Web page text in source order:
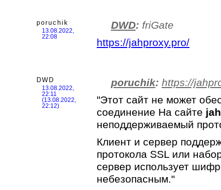
poruchik
13.08.2022,
22:08
DWD: friGate
https://jahproxy.pro/
DWD
13.08.2022,
22:11
(13.08.2022,
22:12)
poruchik: https://
"Этот сайт не может
соединение На сайте
неподдерживаемый
Клиент и сервер
протокола SSL или
сервер использует
небезопасным."